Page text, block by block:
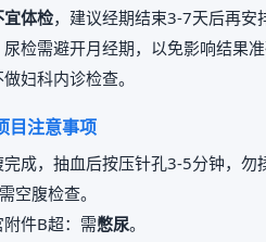
宜体检，建议经期结束3-7天后再安
检需避开月经期，以免影响结果准
妇科内诊检查。
目注意事项
成，抽血后按压针孔3-5分钟，勿
空腹检查。
件B超：需憋尿。